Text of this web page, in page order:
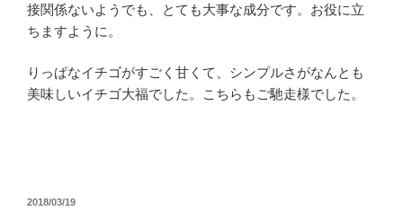
接関係ないようでも、とても大事な成分です。お役に立
ちますように。
りっぱなイチゴがすごく甘くて、シンプルさがなんとも
美味しいイチゴ大福でした。こちらもご馳走様でした。
投
2018/03/19